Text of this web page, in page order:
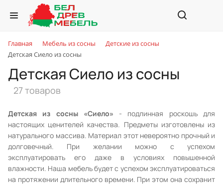
Главная Мебель из сосны
Детские из сосны
Детская Сиело из сосны
Детская Сиело из сосны
27 товаров
Детская из сосны «Сиело» - подлинная роскошь для
настоящих ценителей качества. Предметы изготовлены из
натурального массива. Материал этот невероятно прочный и
долговечный. При желании можно с успехом
эксплуатировать его даже в условиях повышенной
влажности. Наша мебель будет с успехом эксплуатироваться
на протяжении длительного времени. При этом она сохранит